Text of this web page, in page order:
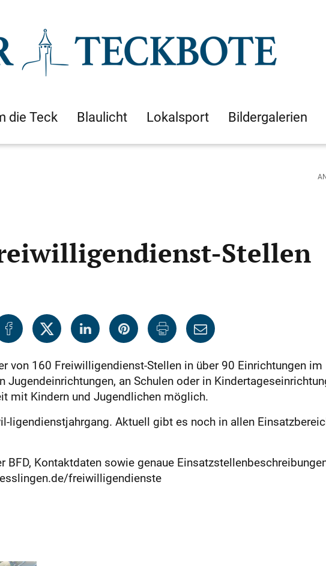
die Teck Blaulicht Lokalsport Bildergalerien
Stellen
von 160 Freiwilligendienst-Stellen in über 90 Einrichtungen im
an Schulen oder in
mit Kindern und Jugendlichen möglich.
ligendienstjahrgang. Aktuell gibt es noch in allen
BFD, Kontaktdaten sowie genaue
freiwilligendienste